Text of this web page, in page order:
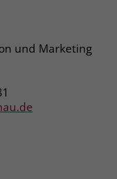
und Marketing